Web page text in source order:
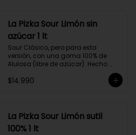
La Pizka Sour Limón sin
azúcar 1 lt
Sour Clásico, pero para esta
versión, con una goma 100% de
Alulosa (libre de azúcar). Hecho
100% con jugo de limón sutil y pisco
doble destilado de receta propia
hecho a partir de uva Moscatel de
corazón del Valle del Elqui.
$14.990
La Pizka Sour Limón sutil
100% 1 lt